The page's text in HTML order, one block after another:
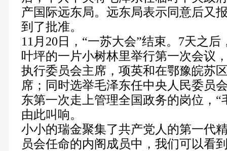
产国际远东局。远东局表示同意后又
到了批准。
11 月20日 ，“一苏大会”结束。7天之
叶坪的一片小树林里举行第一次会议
执行委员会主席，项英和在鄂豫皖苏
席；同时选举毛泽东任中央人民委员
东第一次走上管理全国政务的岗位，“
由此叫响。
小小的瑞金聚集了共产党人的第一代
员会任命的内阁成员中，我们可以看